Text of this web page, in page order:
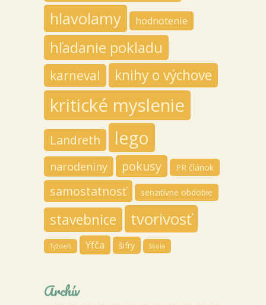
hlavolamy hodnotenie
hľadanie pokladu
karneval knihy o výchove
kritické myslenie
Landreth lego
narodeniny pokusy PR článok
samostatnosť senzitívne obdobie
stavebnice tvorivosť
Týždeň Yfča šifry škola
Archív